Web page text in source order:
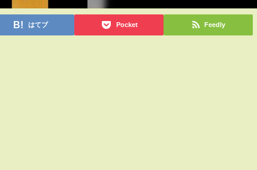
はてブ Pocket Feedly